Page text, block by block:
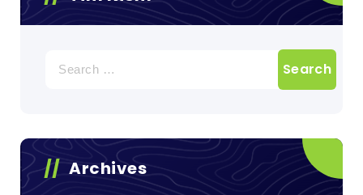
for:
Archives